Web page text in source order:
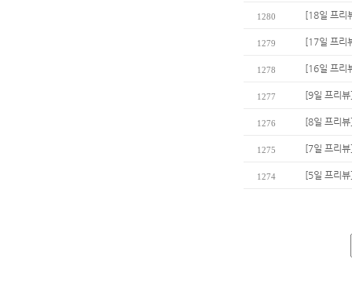
1280 [18일 프리
1279 [17일 프리
1278 [16일 프리
1277 [9일 프리
1276 [8일 프리
1275 [7일 프리
1274 [5일 프리